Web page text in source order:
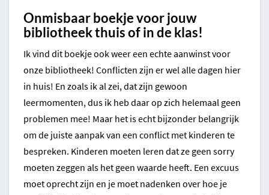
Onmisbaar boekje voor jouw
bibliotheek thuis of in de klas!
Ik vind dit boekje ook weer een echte aanwinst voor
onze bibliotheek! Conflicten zijn er wel alle dagen hier
in huis! En zoals ik al zei, dat zijn gewoon
leermomenten, dus ik heb daar op zich helemaal geen
problemen mee! Maar het is echt bijzonder belangrijk
om de juiste aanpak van een conflict met kinderen te
bespreken. Kinderen moeten leren dat ze geen sorry
moeten zeggen als het geen waarde heeft. Een excuus
moet oprecht zijn en je moet nadenken over hoe je